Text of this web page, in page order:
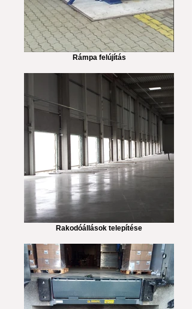
Rámpa felújítás
Rakodóállások telepítése